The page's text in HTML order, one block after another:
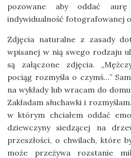
pozowane aby oddać
indywidualność fotografowanej
Zdjęcia naturalne z zasady
wpisanej w nią swego rodzaju
są załączone zdjęcia.
pociąg rozmyśla o czymś…”
na wykłady lub wracam do
Zakładam słuchawki i
w którym chciałem oddać
dziewczyny siedzącej na
przeszłości, o chwilach, które
może przeżywa rozstanie